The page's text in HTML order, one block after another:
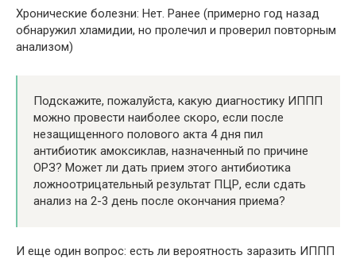
Хронические болезни: Нет. Ранее (примерно год назад
обнаружил хламидии, но пролечил и проверил повторным
анализом)
Подскажите, пожалуйста, какую диагностику ИППП
можно провести наиболее скоро, если после
незащищенного полового акта 4 дня пил
антибиотик амоксиклав, назначенный по причине
ОРЗ? Может ли дать прием этого антибиотика
ложноотрицательный результат ПЦР, если сдать
анализ на 2-3 день после окончания приема?
И еще один вопрос: есть ли вероятность заразить ИППП